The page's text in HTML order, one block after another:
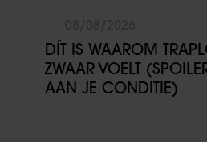
DÍT IS WAAROM
ZWAAR VOELT
AAN JE CONDITIE)